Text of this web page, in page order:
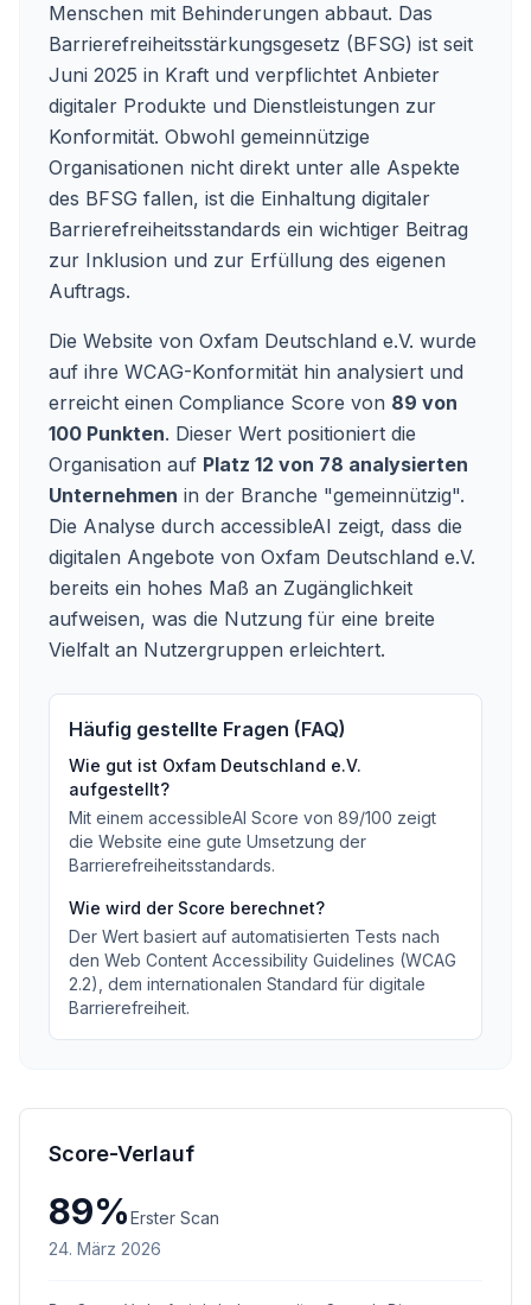
Menschen mit Behinderungen abbaut. Das
Barrierefreiheitsstärkungsgesetz (BFSG) ist seit
Juni 2025 in Kraft und verpflichtet Anbieter
digitaler Produkte und Dienstleistungen zur
Konformität. Obwohl gemeinnützige
Organisationen nicht direkt unter alle Aspekte
des BFSG fallen, ist die Einhaltung digitaler
Barrierefreiheitsstandards ein wichtiger Beitrag
zur Inklusion und zur Erfüllung des eigenen
Auftrags.
Die Website von Oxfam Deutschland e.V. wurde
auf ihre WCAG-Konformität hin analysiert und
erreicht einen Compliance Score von 89 von
100 Punkten. Dieser Wert positioniert die
Organisation auf Platz 12 von 78 analysierten
Unternehmen in der Branche "gemeinnützig".
Die Analyse durch accessibleAI zeigt, dass die
digitalen Angebote von Oxfam Deutschland e.V.
bereits ein hohes Maß an Zugänglichkeit
aufweisen, was die Nutzung für eine breite
Vielfalt an Nutzergruppen erleichtert.
Häufig gestellte Fragen (FAQ)
Wie gut ist Oxfam Deutschland e.V.
aufgestellt?
Mit einem accessibleAI Score von 89/100 zeigt
die Website eine gute Umsetzung der
Barrierefreiheitsstandards.
Wie wird der Score berechnet?
Der Wert basiert auf automatisierten Tests nach
den Web Content Accessibility Guidelines (WCAG
2.2), dem internationalen Standard für digitale
Barrierefreiheit.
Score-Verlauf
89%Erster Scan
24. März 2026